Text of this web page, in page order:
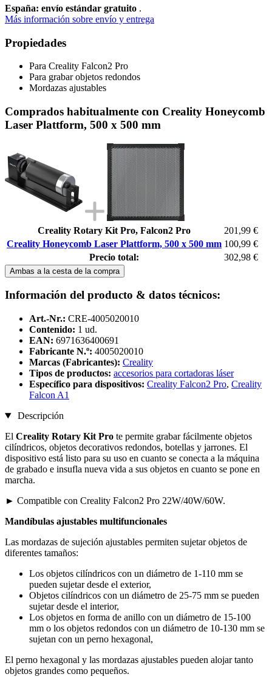
España: envío estándar gratuito .
Más información sobre envío y entrega
Propiedades
Para Creality Falcon2 Pro
Para grabar objetos redondos
Mordazas ajustables
Comprados habitualmente con Creality Honeycomb
Laser Plattform, 500 x 500 mm
Creality Rotary Kit Pro, Falcon2 Pro
201,99 €
Creality Honeycomb Laser Plattform, 500 x 500 mm 100,99 €
Precio total:
302,98 €
Ambas a la cesta de la compra
Información del producto & datos técnicos:
Art.-Nr.: CRE-4005020010
Contenido: 1 ud.
EAN: 6971636400691
Fabricante N.º: 4005020010
Marcas (Fabricantes): Creality
Tipos de productos: accesorios para cortadoras láser
Específico para dispositivos: Creality Falcon2 Pro, Creality
Falcon A1
Descripción
El Creality Rotary Kit Pro te permite grabar fácilmente objetos
cilíndricos, objetos decorativos redondos, botellas y jarrones. El
dispositivo está listo para su uso en cuanto se conecta a la máquina
de grabado e insufla nueva vida a sus objetos en cuanto se pone en
marcha.
► Compatible con Creality Falcon2 Pro 22W/40W/60W.
Mandíbulas ajustables multifuncionales
Las mordazas de sujeción ajustables permiten sujetar objetos de
diferentes tamaños:
Los objetos cilíndricos con un diámetro de 1-110 mm se
pueden sujetar desde el exterior,
Objetos cilíndricos con un diámetro de 25-75 mm se pueden
sujetar desde el interior,
Los objetos en forma de anillo con un diámetro de 15-100
mm o los objetos redondos con un diámetro de 10-130 mm se
sujetan con un perno hexagonal,
El perno hexagonal y las mordazas ajustables pueden alojar tanto
objetos grandes como pequeños.